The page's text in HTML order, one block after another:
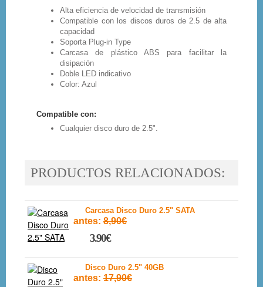
Alta eficiencia de velocidad de transmisión
Compatible con los discos duros de 2.5 de alta
capacidad
Soporta Plug-in Type
Carcasa de plástico ABS para facilitar la
disipación
Doble LED indicativo
Color: Azul
Compatible con:
Cualquier disco duro de 2.5".
PRODUCTOS RELACIONADOS:
Carcasa Disco Duro 2.5" SATA
antes: 8,90€
3.90€
Disco Duro 2.5" 40GB
antes: 17,90€